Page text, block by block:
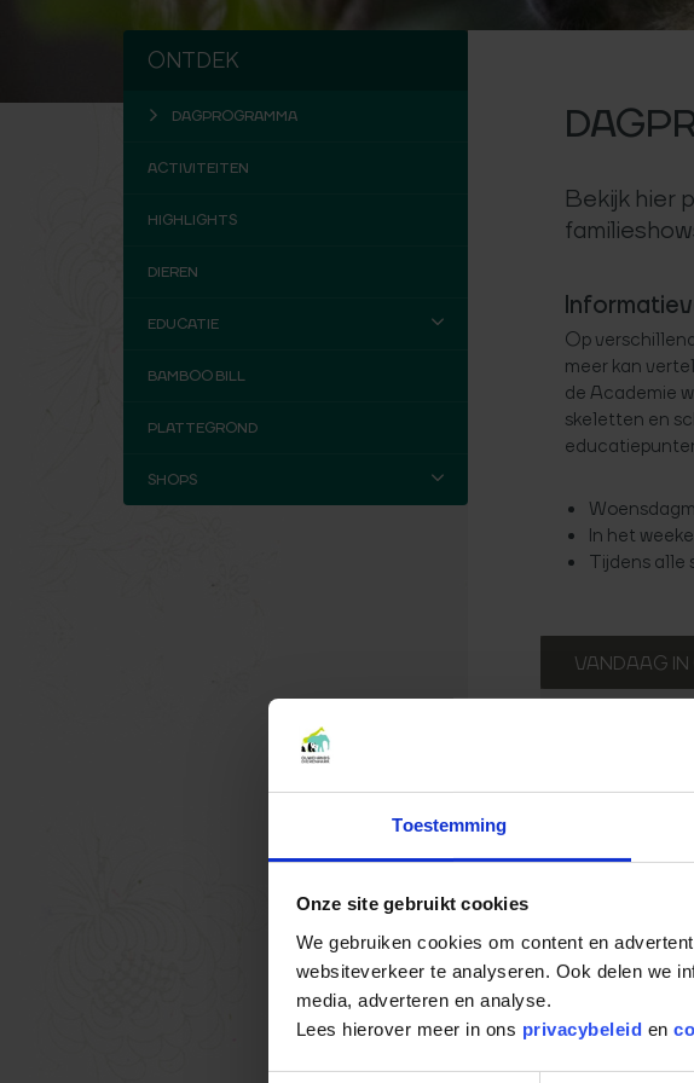
Toestemming
Onze site gebruikt cookies
We gebruiken cookies om content en
websiteverkeer te analyseren. Ook delen we
media, adverteren en analyse.
Lees hierover meer in ons privacybeleid en
Bekijk hier
Op
meer kan
de Academie
skeletten en
In het
Tijdens alle
VANDAAG
ONTDEK
DAGPROGRAMMA
ACTIVITEITEN
HIGHLIGHTS
DIEREN
EDUCATIE
BAMBOO BILL
PLATTEGROND
SHOPS